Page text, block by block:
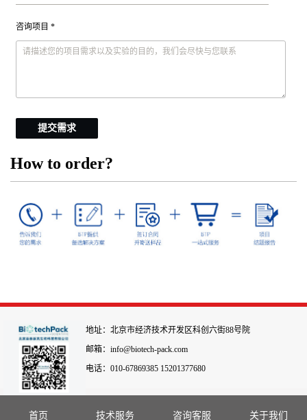
咨询项目 *
提交需求
How to order?
地址：北京市经济技术开发区科创六街88号院
邮箱：info@biotech-pack.com
电话：010-67869385 15201377680
首页 技术服务 咨询客服 关于我们